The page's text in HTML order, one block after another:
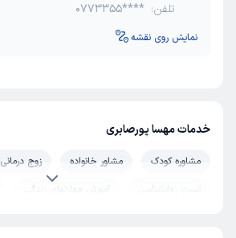
تلفن: 0773355****
نمایش روی نقشه
خدمات مهسا پورصابری
مشاوره کودک مشاور خانواده
زوج درمانی
تست روانشناسی
آموزش مهارتهای زندگی